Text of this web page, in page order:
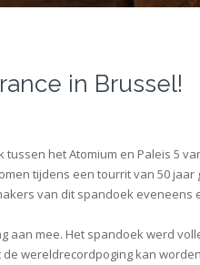
in Brussel!
het Atomium en Paleis 5
tijdens een tourrit van 50 jaar
van dit spandoek
aan mee. Het spandoek werd
wereldrecordpoging kan